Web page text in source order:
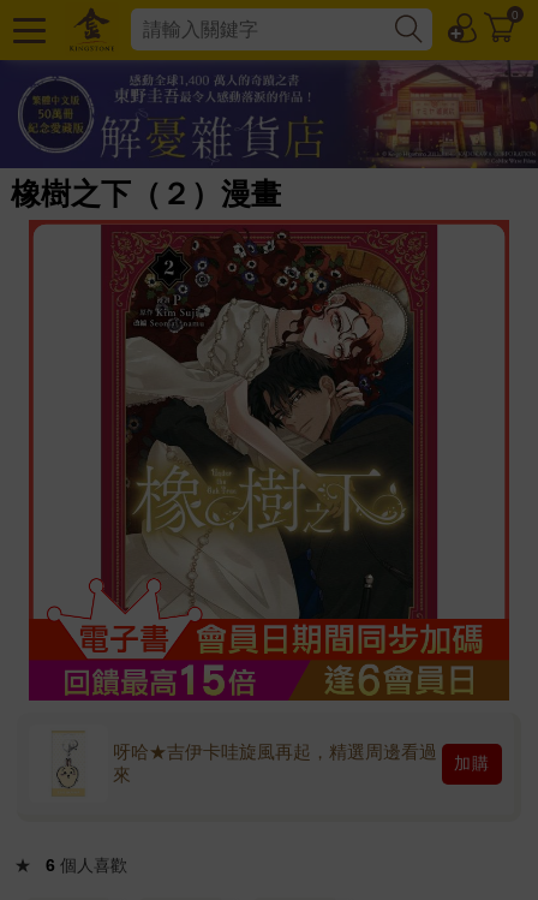
0
橡樹之下（２）漫畫
呀哈★吉伊卡哇旋風再起，精選周邊看過
來
加購
★ 6 個人喜歡